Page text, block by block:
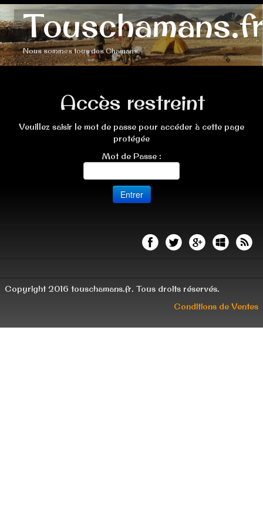
Touschamans.fr
Nous sommes tous des Chamans.
Accès restreint
Veuillez saisir le mot de passe pour accéder à cette page
protégée
Mot de Passe :
Copyright 2016 touschamans.fr. Tous droits réservés.
Conditions de Ventes